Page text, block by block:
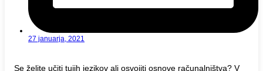
27 januarja, 2021
Se želite učiti tujih jezikov ali osvojiti osnove računalništva? V